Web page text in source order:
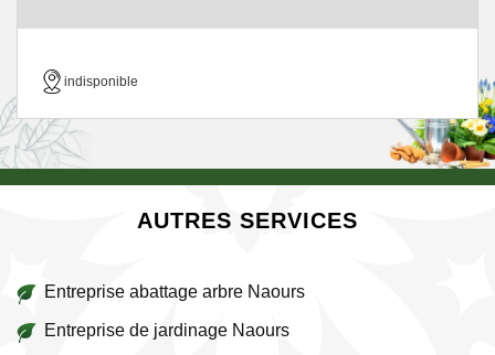
indisponible
AUTRES SERVICES
Entreprise abattage arbre Naours
Entreprise de jardinage Naours